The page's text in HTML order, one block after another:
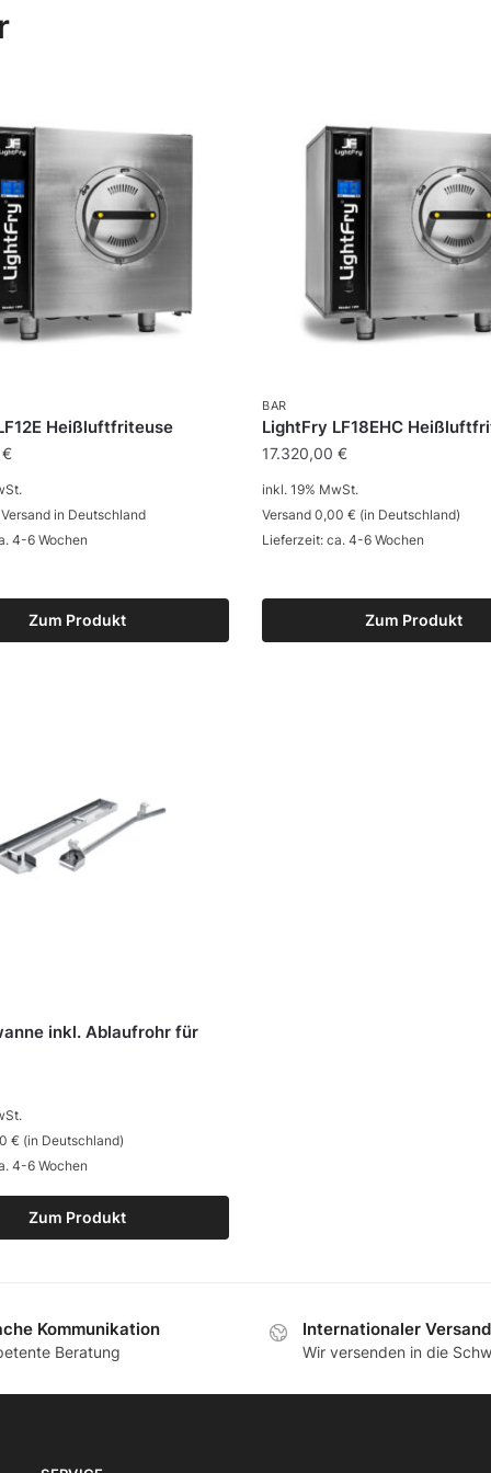
Heißluftfriteuse
€
Zum Produkt
in Deutschland
4-6 Wochen
BAR
LightFry LF18EHC
17.320,00 €
Zum Produkt
inkl. 19% MwSt.
Versand 0,00 € (in Deutschland)
Lieferzeit: ca. 4-6 Wochen
inkl. Ablaufrohr für
Zum Produkt
€ (in Deutschland)
4-6 Wochen
Kommunikation
Beratung
Internationaler Versand
Wir versenden in die